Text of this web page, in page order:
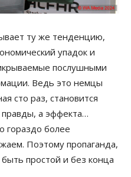
ту же тенденцию,
упадок и
послушными
Ведь это немцы
сто раз, становится
а эффекта…
более
Поэтому пропаганда,
простой и без конца